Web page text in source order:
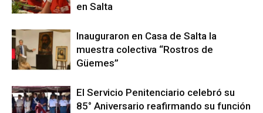
en Salta
Inauguraron en Casa de Salta la
muestra colectiva “Rostros de
Güemes”
El Servicio Penitenciario celebró su
85° Aniversario reafirmando su función